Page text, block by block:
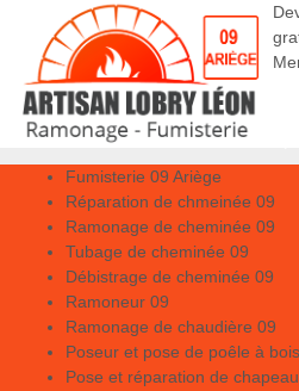
Fumisterie 09 Ariège
Réparation de chmeinée 09
Ramonage de cheminée 09
Tubage de cheminée 09
Débistrage de cheminée 09
Ramoneur 09
Ramonage de chaudière 09
Poseur et pose de poêle à
Pose et réparation de